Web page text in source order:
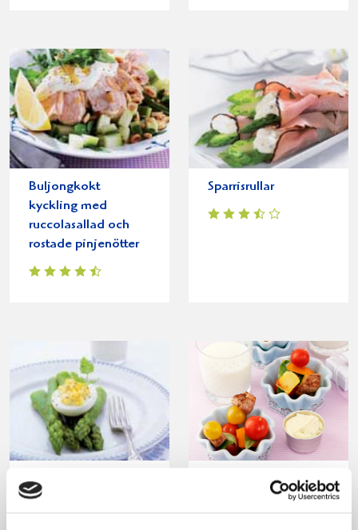
Buljongkokt
kyckling med
ruccolasallad och
rostade pinjenötter
Sparrisrullar
Nykokt sparris med
crème fraiche-fyllda
ägg
Spett på fläskfilé